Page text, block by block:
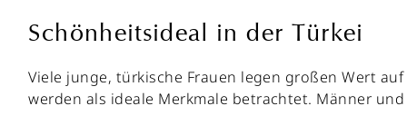
Schönheitsideal in der Türkei
Viele junge, türkische Frauen legen großen Wert
werden als ideale Merkmale betrachtet. Männer